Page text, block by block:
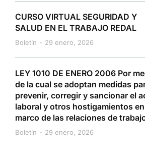
CURSO VIRTUAL SEGURIDAD Y
SALUD EN EL TRABAJO REDAL
Boletín 29 enero, 2026
LEY 1010 DE ENERO 2006 Por
de la cual se adoptan medidas
prevenir, corregir y sancionar el
laboral y otros hostigamientos
marco de las relaciones de
Boletín 29 enero, 2026